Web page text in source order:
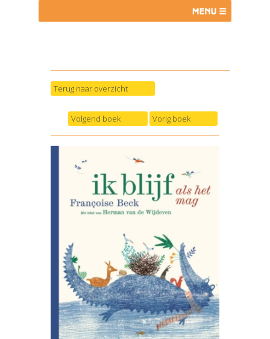
Terug naar overzicht
Volgend boek Vorig boek